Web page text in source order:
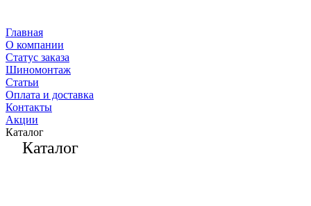
Главная
О компании
Статус заказа
Шиномонтаж
Статьи
Оплата и доставка
Контакты
Акции
Каталог
Каталог